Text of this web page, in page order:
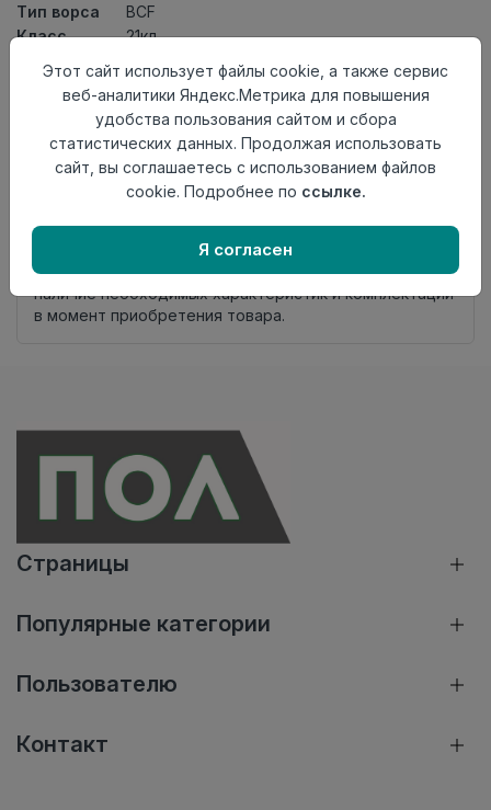
Тип ворса
ВСF
Класс
21кл
происхождения
Россия
Осталось3 шт
Внимание! Внешний вид товара может отличаться от
представленного на настоящем сайте. Проверяйте
наличие необходимых характеристик и комплектации
в момент приобретения товара.
Страницы
Популярные категории
Пользователю
Контакт
Этот сайт использует файлы cookie, а также сервис
веб-аналитики Яндекс.Метрика для повышения
удобства пользования сайтом и сбора
статистических данных. Продолжая использовать
сайт, вы соглашаетесь с использованием файлов
cookie. Подробнее по ссылке.
Я согласен